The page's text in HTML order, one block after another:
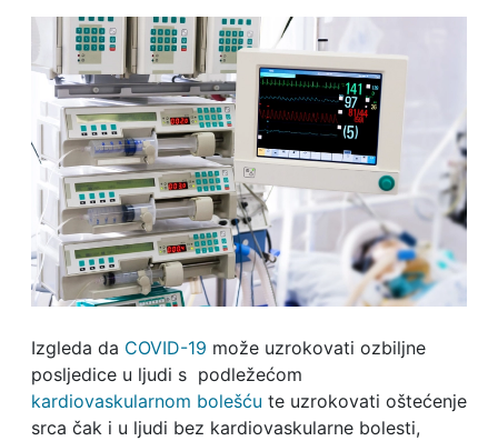
Izgleda da COVID-19 može uzrokovati ozbiljne
posljedice u ljudi s podležećom
kardiovaskularnom bolešću te uzrokovati oštećenje
srca čak i u ljudi bez kardiovaskularne bolesti,